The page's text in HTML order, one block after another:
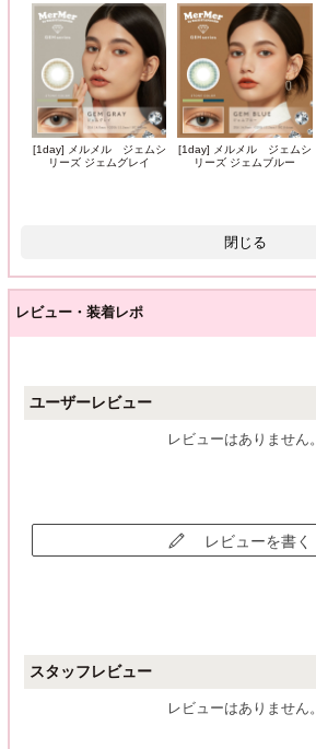
[1day] メルメル ジェムシ
リーズ ジェムグレイ
[1day] メルメル ジェムシ
リーズ ジェムブルー
閉じる
レビュー・装着レポ
ユーザーレビュー
レビューはありません。
レビューを書く
スタッフレビュー
レビューはありません。